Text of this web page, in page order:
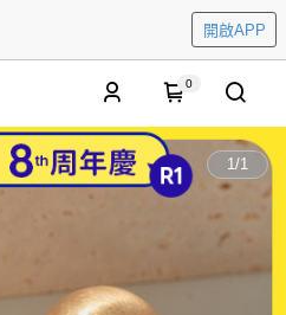
開啟APP
0
1/1